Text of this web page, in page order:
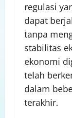
regulasi
dapat
tanpa
stabilitas
ekonomi
telah
dalam
terakhir.